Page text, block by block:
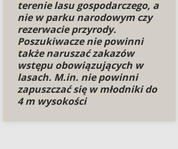
terenie lasu gospodarczego, a
nie w parku narodowym czy
rezerwacie przyrody.
Poszukiwacze nie powinni
także naruszać zakazów
wstępu obowiązujących w
lasach. M.in. nie powinni
zapuszczać się w młodniki do
4 m wysokości